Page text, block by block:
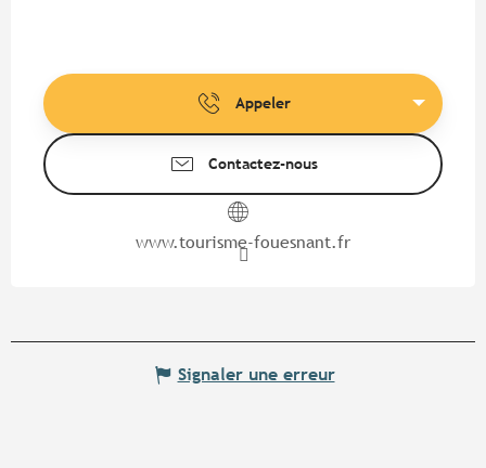
Appeler
Contactez-nous
www.tourisme-fouesnant.fr
Signaler une erreur